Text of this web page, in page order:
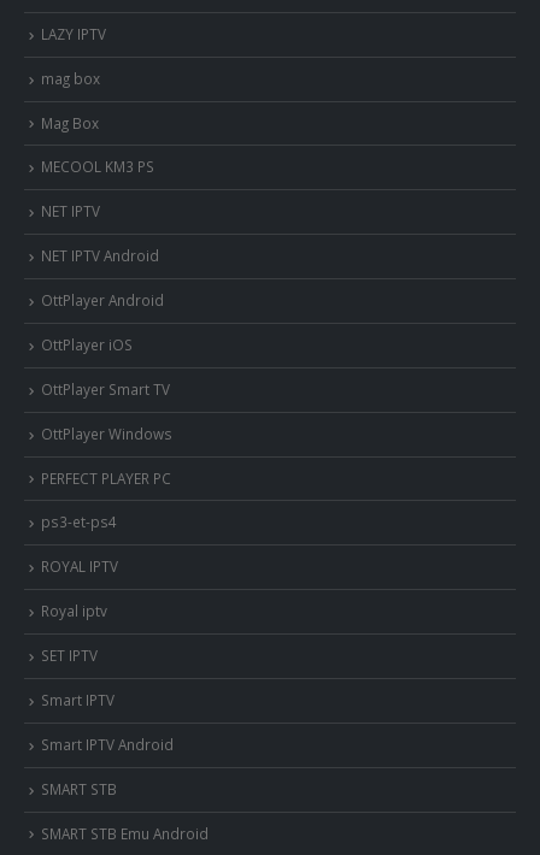
LAZY IPTV
mag box
Mag Box
MECOOL KM3 PS
NET IPTV
NET IPTV Android
OttPlayer Android
OttPlayer iOS
OttPlayer Smart TV
OttPlayer Windows
PERFECT PLAYER PC
ps3-et-ps4
ROYAL IPTV
Royal iptv
SET IPTV
Smart IPTV
Smart IPTV Android
SMART STB
SMART STB Emu Android